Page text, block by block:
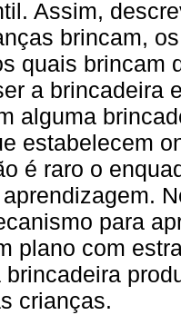
Assim,
brincam,
quais brincam
a brincadeira
alguma
estabelecem
é raro o
para
plano com
brincadeira
crianças.